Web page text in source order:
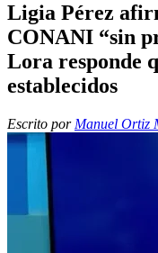
Ligia Pérez
CONANI “sin
Lora responde
establecidos
Escrito por Manuel Ortiz